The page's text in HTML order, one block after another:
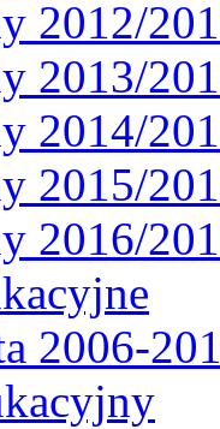
2012/
2013/
2014/
2015/
2016/
2006-